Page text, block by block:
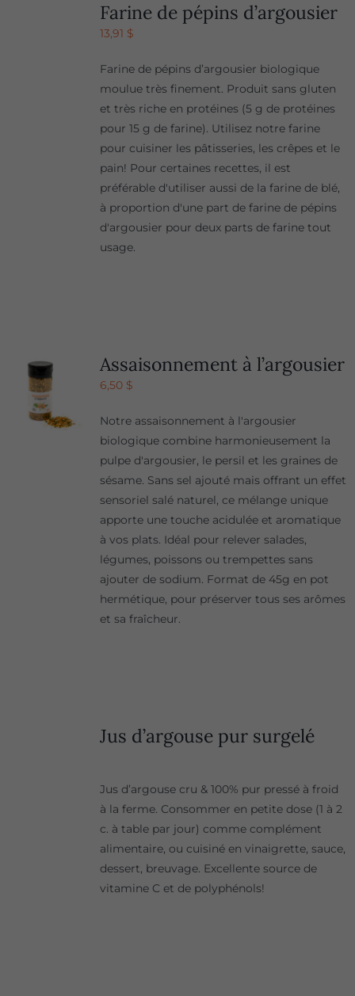
Farine de pépins d’argousier
13,91 $
Farine de pépins d’argousier biologique
moulue très finement. Produit sans gluten
et très riche en protéines (5 g de protéines
pour 15 g de farine). Utilisez notre farine
pour cuisiner les pâtisseries, les crêpes et le
pain! Pour certaines recettes, il est
préférable d'utiliser aussi de la farine de blé,
à proportion d'une part de farine de pépins
d'argousier pour deux parts de farine tout
usage.
Assaisonnement à l’argousier
6,50 $
Notre assaisonnement à l'argousier
biologique combine harmonieusement la
pulpe d'argousier, le persil et les graines de
sésame. Sans sel ajouté mais offrant un effet
sensoriel salé naturel, ce mélange unique
apporte une touche acidulée et aromatique
à vos plats. Idéal pour relever salades,
légumes, poissons ou trempettes sans
ajouter de sodium. Format de 45g en pot
hermétique, pour préserver tous ses arômes
et sa fraîcheur.
Jus d’argouse pur surgelé
Jus d’argouse cru & 100% pur pressé à froid
à la ferme. Consommer en petite dose (1 à 2
c. à table par jour) comme complément
alimentaire, ou cuisiné en vinaigrette, sauce,
dessert, breuvage. Excellente source de
vitamine C et de polyphénols!